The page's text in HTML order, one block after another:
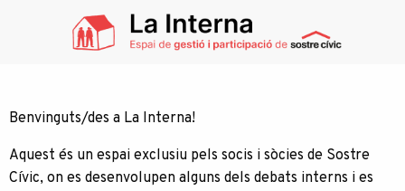
Benvinguts/des a La Interna!
Aquest és un espai exclusiu pels socis i sòcies de Sostre
Cívic, on es desenvolupen alguns dels debats interns i es